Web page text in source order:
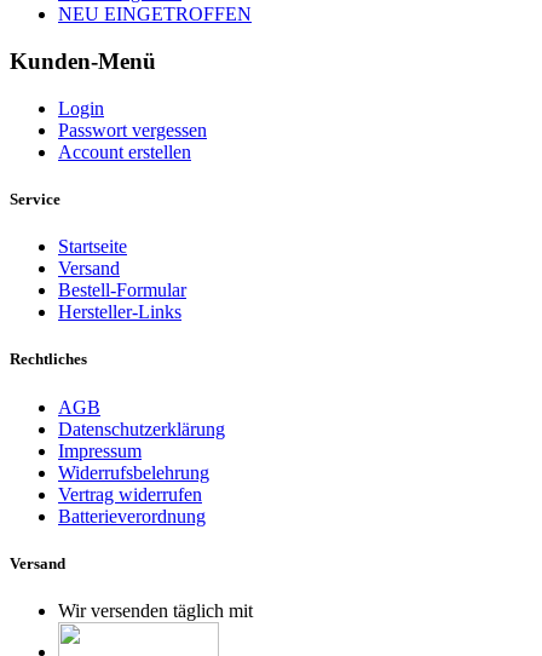
NEU EINGETROFFEN
Kunden-Menü
Login
Passwort vergessen
Account erstellen
Service
Startseite
Versand
Bestell-Formular
Hersteller-Links
Rechtliches
AGB
Datenschutzerklärung
Impressum
Widerrufsbelehrung
Vertrag widerrufen
Batterieverordnung
Versand
Wir versenden täglich mit